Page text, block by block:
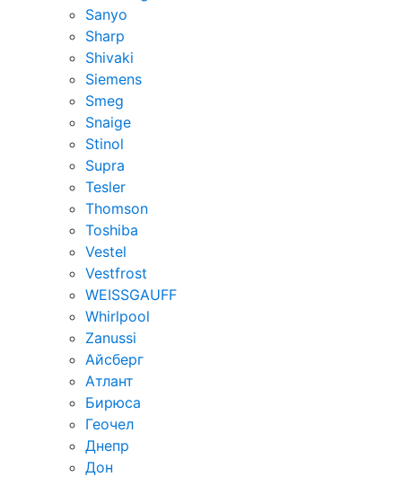
Sanyo
Sharp
Shivaki
Siemens
Smeg
Snaige
Stinol
Supra
Tesler
Thomson
Toshiba
Vestel
Vestfrost
WEISSGAUFF
Whirlpool
Zanussi
Айсберг
Атлант
Бирюса
Геочел
Днепр
Дон